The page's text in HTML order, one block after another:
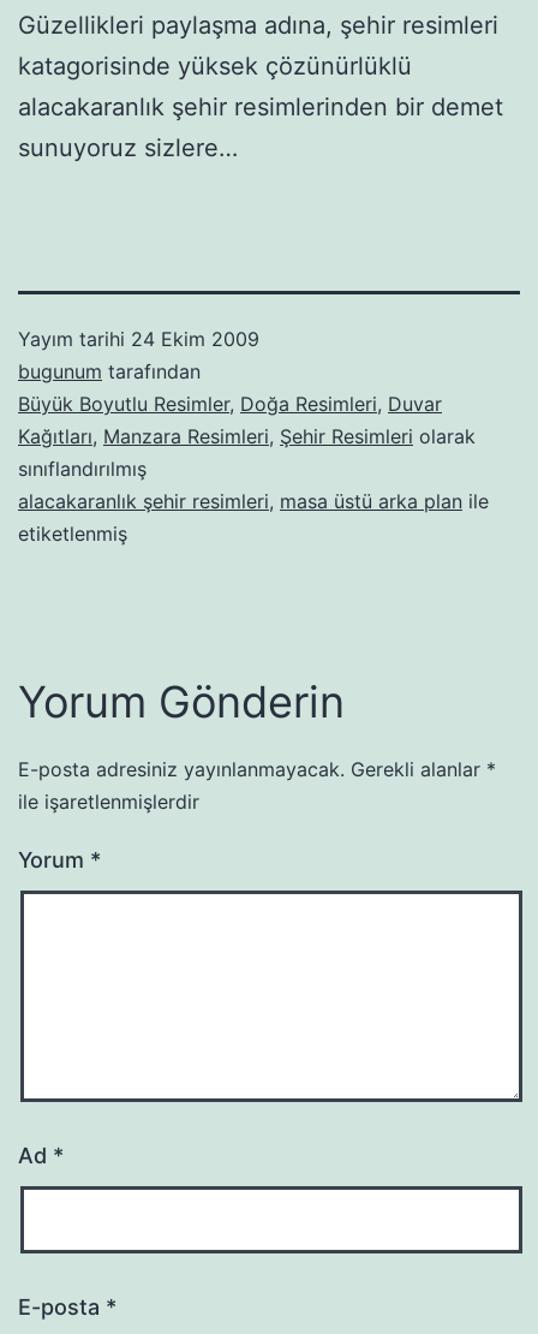
Güzellikleri paylaşma adına, şehir resimleri
katagorisinde yüksek çözünürlüklü
alacakaranlık şehir resimlerinden bir demet
sunuyoruz sizlere…
Yayım tarihi 24 Ekim 2009
bugunum tarafından
Büyük Boyutlu Resimler, Doğa Resimleri, Duvar
Kağıtları, Manzara Resimleri, Şehir Resimleri olarak
sınıflandırılmış
alacakaranlık şehir resimleri, masa üstü arka plan ile
etiketlenmiş
Yorum Gönderin
E-posta adresiniz yayınlanmayacak. Gerekli alanlar *
ile işaretlenmişlerdir
Yorum *
Ad *
E-posta *